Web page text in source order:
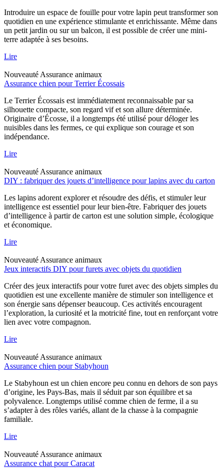
Introduire un espace de fouille pour votre lapin peut transformer son
quotidien en une expérience stimulante et enrichissante. Même dans
un petit jardin ou sur un balcon, il est possible de créer une mini-
terre adaptée à ses besoins.
Lire
Nouveauté Assurance animaux
Assurance chien pour Terrier Écossais
Le Terrier Écossais est immédiatement reconnaissable par sa
silhouette compacte, son regard vif et son allure déterminée.
Originaire d’Écosse, il a longtemps été utilisé pour déloger les
nuisibles dans les fermes, ce qui explique son courage et son
indépendance.
Lire
Nouveauté Assurance animaux
DIY : fabriquer des jouets d’intelligence pour lapins avec du carton
Les lapins adorent explorer et résoudre des défis, et stimuler leur
intelligence est essentiel pour leur bien-être. Fabriquer des jouets
d’intelligence à partir de carton est une solution simple, écologique
et économique.
Lire
Nouveauté Assurance animaux
Jeux interactifs DIY pour furets avec objets du quotidien
Créer des jeux interactifs pour votre furet avec des objets simples du
quotidien est une excellente manière de stimuler son intelligence et
son énergie sans dépenser beaucoup. Ces activités encouragent
l’exploration, la curiosité et la motricité fine, tout en renforçant votre
lien avec votre compagnon.
Lire
Nouveauté Assurance animaux
Assurance chien pour Stabyhoun
Le Stabyhoun est un chien encore peu connu en dehors de son pays
d’origine, les Pays-Bas, mais il séduit par son équilibre et sa
polyvalence. Longtemps utilisé comme chien de ferme, il a su
s’adapter à des rôles variés, allant de la chasse à la compagnie
familiale.
Lire
Nouveauté Assurance animaux
Assurance chat pour Caracat